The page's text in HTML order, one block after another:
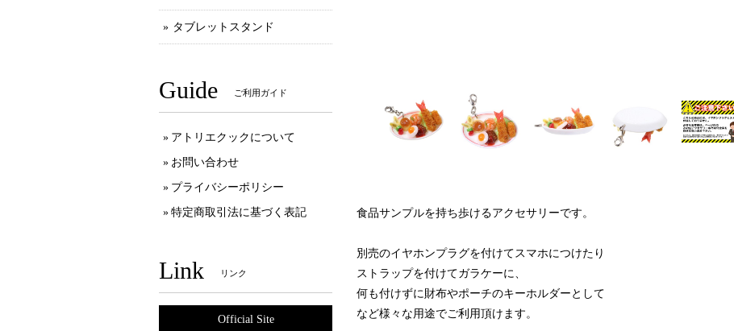
食品サンプルを持ち歩けるアクセサリーです。
別売のイヤホンプラグを付けてスマホにつけたり
ストラップを付けてガラケーに、
何も付けずに財布やポーチのキーホルダーとして
など様々な用途でご利用頂けます。
タブレットスタンド
Guide ご利用ガイド
アトリエクックについて
お問い合わせ
プライバシーポリシー
特定商取引法に基づく表記
Link リンク
Official Site